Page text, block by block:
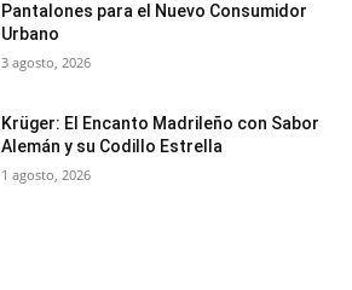
Pantalones para el Nuevo Consumidor
Urbano
3 agosto, 2026
Krüger: El Encanto Madrileño con Sabor
Alemán y su Codillo Estrella
1 agosto, 2026